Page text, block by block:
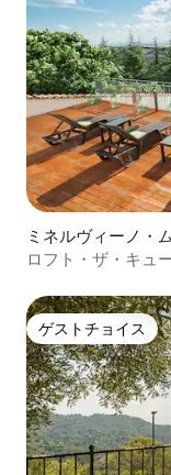
ミネルヴィーノ・
ロフト・ザ・キュ
ゲストチョイス
ゲストチョイス